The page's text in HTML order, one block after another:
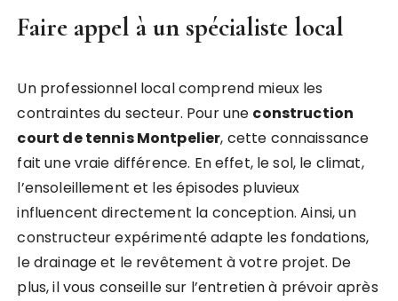
Faire appel à un spécialiste local
Un professionnel local comprend mieux les
contraintes du secteur. Pour une construction
court de tennis Montpelier, cette connaissance
fait une vraie différence. En effet, le sol, le climat,
l’ensoleillement et les épisodes pluvieux
influencent directement la conception. Ainsi, un
constructeur expérimenté adapte les fondations,
le drainage et le revêtement à votre projet. De
plus, il vous conseille sur l’entretien à prévoir après